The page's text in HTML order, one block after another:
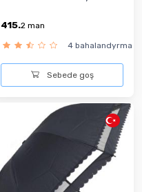
415.2 man
4 bahalandyrma
Sebede goş